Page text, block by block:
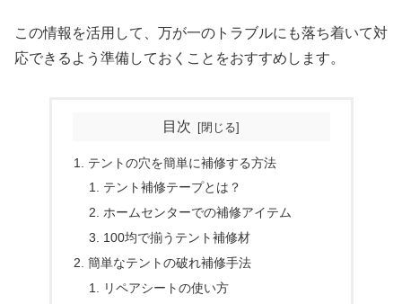
この情報を活用して、万が一のトラブルにも落ち着いて対
応できるよう準備しておくことをおすすめします。
目次
テントの穴を簡単に補修する方法
テント補修テープとは？
ホームセンターでの補修アイテム
100均で揃うテント補修材
簡単なテントの破れ補修手法
リペアシートの使い方